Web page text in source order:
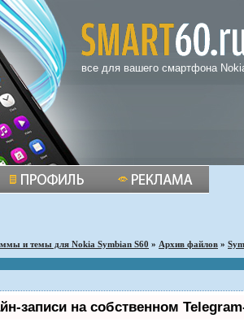
все для вашего смартфона
и темы для Nokia Symbian S60 » Архив файлов »
записи на собственном